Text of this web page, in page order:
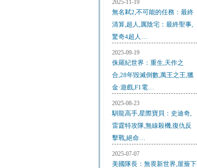
2025-11-19
無名弒2,不可能的任務：最終
清算,超人,厲陰宅：最終聖事,
驚奇4超人…
2025-09-19
侏羅紀世界：重生,天作之
合,28年毀滅倒數,萬王之王,獵
金·遊戲,F1電…
2025-08-23
馴龍高手,星際寶貝：史迪奇,
雷霆特攻隊,無線殺機,復仇反
擊戰,絕命…
2025-07-07
美國隊長：無畏新世界,屋簷下